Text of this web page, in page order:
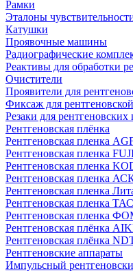
Рамки
Эталоны
Катушки
Проявочные машины
Радиографические
Реактивы для обработки
Очистители
Проявители для
Фиксаж для
Резаки для рентгеновских
Рентгеновская плёнка
Рентгеновская пленка
Рентгеновская пленка
Рентгеновская пленка
Рентгеновская пленка
Рентгеновская пленка
Рентгеновская пленка
Рентгеновская пленка
Рентгеновская плёнка
Рентгеновская плёнка
Рентгеновские аппараты
Импульсный